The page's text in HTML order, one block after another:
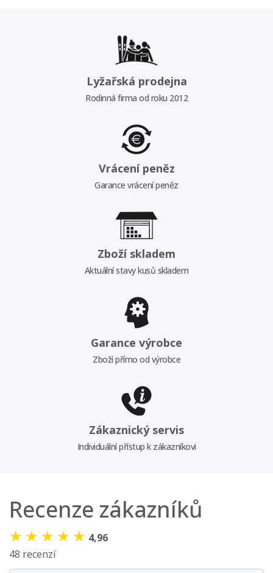
Lyžařská prodejna
Rodinná firma od roku 2012
Vrácení peněz
Garance vrácení peněz
Zboží skladem
Aktuální stavy kusů skladem
Garance výrobce
Zboží přímo od výrobce
Zákaznický servis
Individuální přístup k zákazníkovi
Recenze zákazníků
★ ★ ★ ★ ★ 4,96
48 recenzí